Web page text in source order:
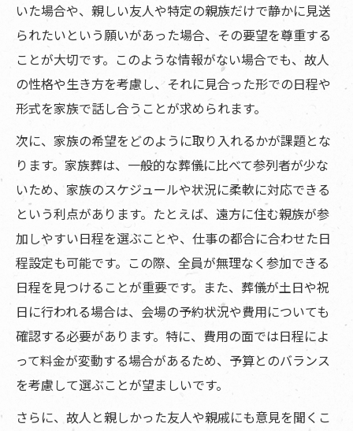
いた場合や、親しい友人や特定の親族だけで静かに見送
られたいという願いがあった場合、その要望を尊重する
ことが大切です。このような情報がない場合でも、故人
の性格や生き方を考慮し、それに見合った形での日程や
形式を家族で話し合うことが求められます。
次に、家族の希望をどのように取り入れるかが課題とな
ります。家族葬は、一般的な葬儀に比べて参列者が少な
いため、家族のスケジュールや状況に柔軟に対応できる
という利点があります。たとえば、遠方に住む親族が参
加しやすい日程を選ぶことや、仕事の都合に合わせた日
程設定も可能です。この際、全員が無理なく参加できる
日程を見つけることが重要です。また、葬儀が土日や祝
日に行われる場合は、会場の予約状況や費用についても
確認する必要があります。特に、費用の面では日程によ
って料金が変動する場合があるため、予算とのバランス
を考慮して選ぶことが望ましいです。
さらに、故人と親しかった友人や親戚にも意見を聞くこ